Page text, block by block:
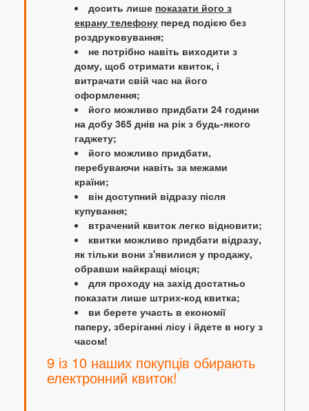
досить лише показати його з
екрану телефону перед подією без
роздруковування;
не потрібно навіть виходити з
дому, щоб отримати квиток, і
витрачати свій час на його
оформлення;
його можливо придбати 24 години
на добу 365 днів на рік з будь-якого
гаджету;
його можливо придбати,
перебуваючи навіть за межами
країни;
він доступний відразу після
купування;
втрачений квиток легко відновити;
квитки можливо придбати відразу,
як тільки вони з'явилися у продажу,
обравши найкращі місця;
для проходу на захід достатньо
показати лише штрих-код квитка;
ви берете участь в економії
паперу, зберіганні лісу і йдете в ногу з
часом!
9 із 10 наших покупців обирають
електронний квиток!